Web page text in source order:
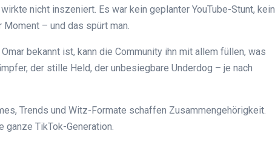
nicht inszeniert. Es war kein geplanter YouTube-Stunt, kein
– und das spürt man.
bekannt ist, kann die Community ihn mit allem füllen, was
der stille Held, der unbesiegbare Underdog – je nach
Trends und Witz-Formate schaffen Zusammengehörigkeit.
TikTok-Generation.